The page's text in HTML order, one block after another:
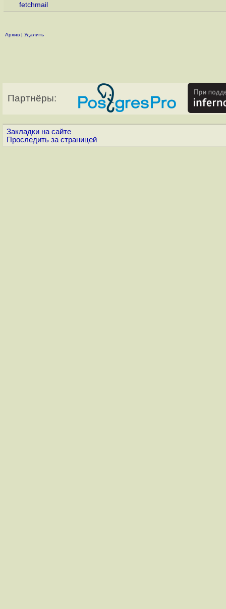
fetchmail
Архив | Удалить
Партнёры:
Закладки на сайте
Проследить за страницей